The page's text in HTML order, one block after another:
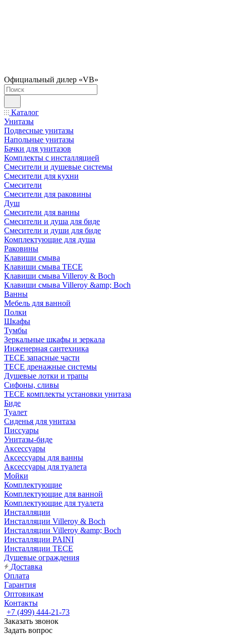
Официальный дилер «VB»
Каталог
Унитазы
Подвесные унитазы
Напольные унитазы
Бачки для унитазов
Комплекты с инсталляцией
Смесители и душевые системы
Смесители для кухни
Смесители
Смесители для раковины
Душ
Смесители для ванны
Смесители и душа для биде
Смесители и души для биде
Комплектующие для душа
Раковины
Клавиши смыва
Клавиши смыва TECE
Клавиши смыва Villeroy & Boch
Клавиши смыва Villeroy &amp; Boch
Ванны
Мебель для ванной
Полки
Шкафы
Тумбы
Зеркальные шкафы и зеркала
Инженерная сантехника
TECE запасные части
TECE дренажные системы
Душевые лотки и трапы
Сифоны, сливы
TECE комплекты установки унитаза
Биде
Туалет
Сиденья для унитаза
Писсуары
Унитазы-биде
Аксессуары
Аксессуары для ванны
Аксессуары для туалета
Мойки
Комплектующие
Комплектующие для ванной
Комплектующие для туалета
Инсталляции
Инсталляции Villeroy & Boch
Инсталляции Villeroy &amp; Boch
Инсталляции PAINI
Инсталляции TECE
Душевые ограждения
Доставка
Оплата
Гарантия
Оптовикам
Контакты
+7 (499) 444-21-73
Заказать звонок
Задать вопрос